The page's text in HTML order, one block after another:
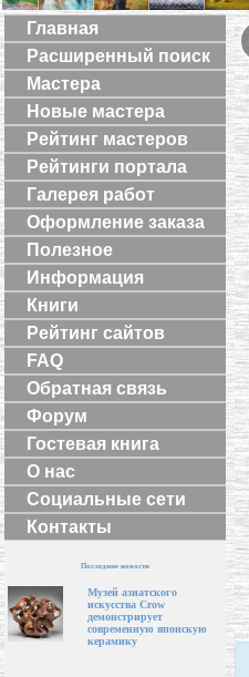
Главная
Расширенный поиск
Мастера
Новые мастера
Рейтинг мастеров
Рейтинги портала
Галерея работ
Оформление заказа
Полезное
Информация
Книги
Рейтинг сайтов
FAQ
Обратная связь
Форум
Гостевая книга
О нас
Социальные сети
Контакты
Последние новости
Музей азиатского
искусства Crow
демонстрирует
современную японскую
керамику